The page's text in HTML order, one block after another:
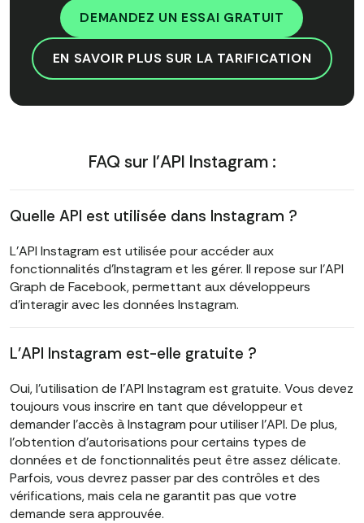
DEMANDEZ UN ESSAI GRATUIT
EN SAVOIR PLUS SUR LA TARIFICATION
FAQ sur l'API Instagram :
Quelle API est utilisée dans Instagram ?
L'API Instagram est utilisée pour accéder aux
fonctionnalités d'Instagram et les gérer. Il repose sur l'API
Graph de Facebook, permettant aux développeurs
d'interagir avec les données Instagram.
L'API Instagram est-elle gratuite ?
Oui, l'utilisation de l'API Instagram est gratuite. Vous devez
toujours vous inscrire en tant que développeur et
demander l'accès à Instagram pour utiliser l'API. De plus,
l'obtention d'autorisations pour certains types de
données et de fonctionnalités peut être assez délicate.
Parfois, vous devrez passer par des contrôles et des
vérifications, mais cela ne garantit pas que votre
demande sera approuvée.